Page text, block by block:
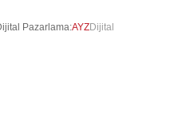
Pazarlama:AYZDijital